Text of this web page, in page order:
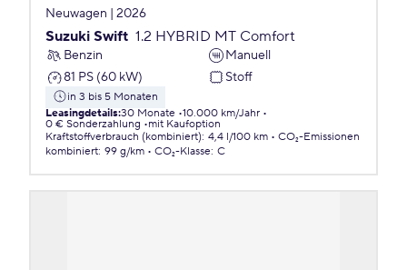
Neuwagen | 2026
Suzuki Swift 1.2 HYBRID MT Comfort
Benzin
Manuell
81 PS (60 kW)
Stoff
in 3 bis 5 Monaten
Leasingdetails:30 Monate 10.000 km/Jahr
0 € Sonderzahlung
mit Kaufoption
Kraftstoffverbrauch (kombiniert): 4,4 l/100 km
CO₂-Emissionen
kombiniert: 99 g/km CO₂-Klasse: C